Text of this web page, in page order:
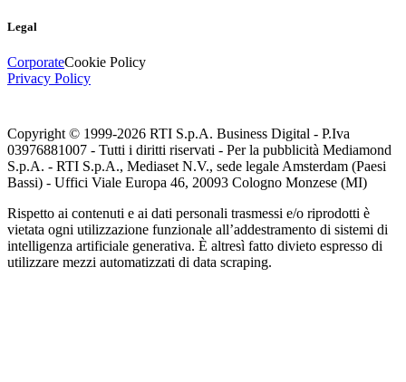
Legal
CorporateCookie Policy
Privacy Policy
Copyright © 1999-2026 RTI S.p.A. Business Digital - P.Iva
03976881007 - Tutti i diritti riservati - Per la pubblicità Mediamond
S.p.A. - RTI S.p.A., Mediaset N.V., sede legale Amsterdam (Paesi
Bassi) - Uffici Viale Europa 46, 20093 Cologno Monzese (MI)
Rispetto ai contenuti e ai dati personali trasmessi e/o riprodotti è
vietata ogni utilizzazione funzionale all’addestramento di sistemi di
intelligenza artificiale generativa. È altresì fatto divieto espresso di
utilizzare mezzi automatizzati di data scraping.